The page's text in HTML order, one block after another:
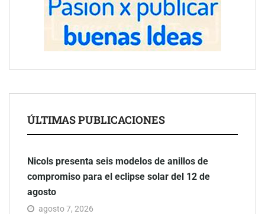
ÚLTIMAS PUBLICACIONES
Nicols presenta seis modelos de anillos de
compromiso para el eclipse solar del 12 de
agosto
agosto 7, 2026